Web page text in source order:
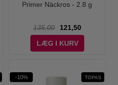
Primer Näckros - 2.8 g
135,00
121,50
LÆG I KURV
-10% TOPAS